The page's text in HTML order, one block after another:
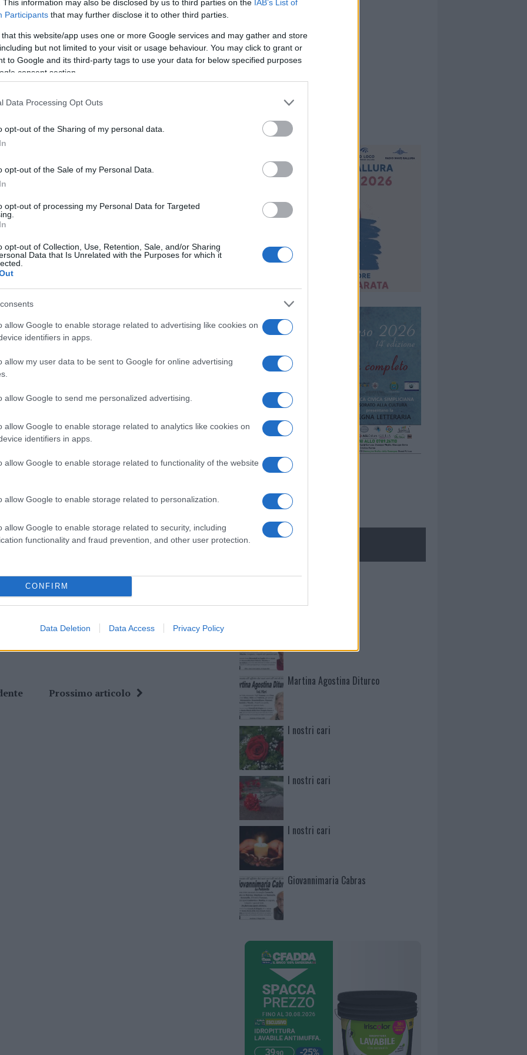
This information may also be disclosed by us to third parties on the IAB’s List of
Participants that may further disclose it to other third parties.
that this website/app uses one or more Google services and may gather and store
but not limited to your visit or usage behaviour. You may click to grant or
to Google and its third-party tags to use your data for below specified purposes
consent section.
Data Processing Opt Outs
opt-out of the Sharing of my personal data.
opt-out of the Sale of my Personal Data.
opt-out of processing my Personal Data for Targeted
opt-out of Collection, Use, Retention, Sale, and/or Sharing
Data that Is Unrelated with the Purposes for which it
allow Google to enable storage related to advertising like cookies on
identifiers in apps.
allow my user data to be sent to Google for online advertising
allow Google to send me personalized advertising.
allow Google to enable storage related to analytics like cookies on
identifiers in apps.
allow Google to enable storage related to functionality of the website
allow Google to enable storage related to personalization.
allow Google to enable storage related to security, including
functionality and fraud prevention, and other user protection.
CONFIRM
Data Deletion Data Access Privacy Policy
tradizionali appuntamenti all’insegna della
Terranoa. La visita alla struttura, che
non si è potuta tenere per via delle
del contagio.“Il nostro, però, è solo un
presto e il nostro incontro sarà ancora
nella sezioneLogin
i tuoi video e le tue foto
+39 345 356 7512
di GalluraOggi.it
news daGoogle News
Prossimo articolo
Mario Malu
Martina Agostina Diturco
I nostri cari
I nostri cari
I nostri cari
Giovannimaria Cabras